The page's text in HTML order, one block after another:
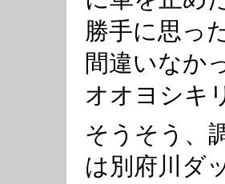
勝手に思っ
間違いなか
オオヨシキ
そうそう、
は別府川ダ